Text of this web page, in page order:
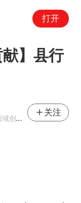
打开
献】县行
作者
关注